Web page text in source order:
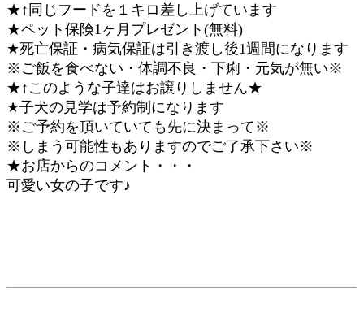
★↑同じフードを１キロ差し上げています
★ペット保険1ヶ月プレゼント(無料)
★死亡保証・病気保証は引き渡し後1週間になります
※ご飯を食べない・体調不良・下痢・元気が無い※
★↑このような子達はお譲りしません★
★子犬の見学は予約制になります
※ご予約を頂いていても先に決まって※
※しまう可能性もありますのでご了承下さい※
★お店からのコメント・・・
可愛い女の子です♪